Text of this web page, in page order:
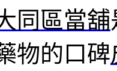
同區當舖
物的口碑